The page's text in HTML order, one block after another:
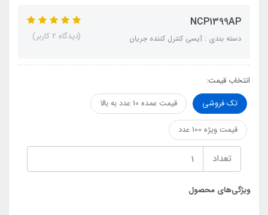
NCP1399AP
دسته بندی : آیسی کنترل کننده جریان (دیدگاه 2 کاربر)
انتخاب قیمت:
تک فروشی
قیمت عمده 10 عدد به بالا
قیمت ویژه 100 عدد
تعداد
ویژگی‌های محصول